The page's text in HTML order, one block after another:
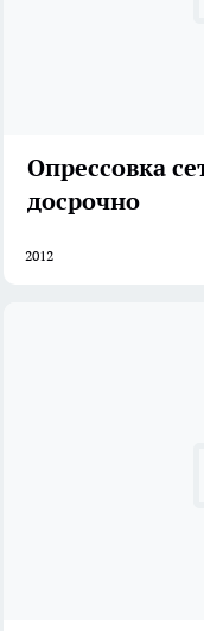
Опрессовка
досрочно
2012